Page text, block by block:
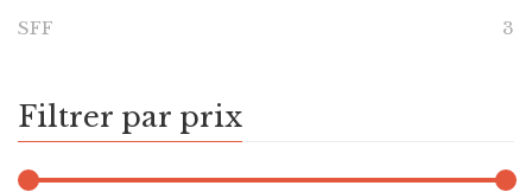
SFF 3
Filtrer par prix